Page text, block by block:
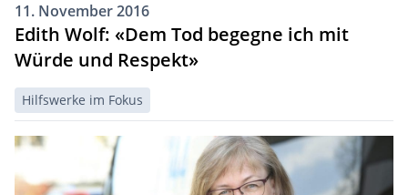
11. November 2016
Edith Wolf: «Dem Tod begegne ich mit
Würde und Respekt»
Hilfswerke im Fokus